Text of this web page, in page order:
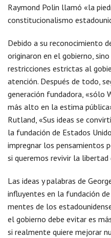
Raymond Polin llamó «la
constitucionalismo
Debido a su reconocimiento
originaron en el gobierno,
restricciones estrictas al
atención. Después de todo,
generación fundadora, «sólo
más alto en la estima
Rutland, «Sus ideas se
la fundación de Estados
impregnar los pensamientos
si queremos revivir la libertad
Las ideas y palabras de
influyentes en la fundación
mentes de los
el gobierno debe evitar es
si realmente quiere mejorar